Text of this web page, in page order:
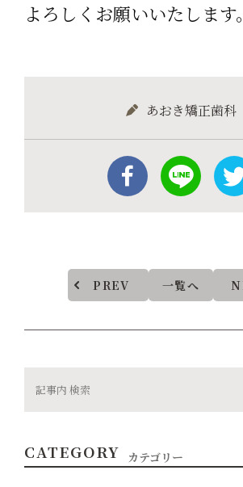
よろしくお願いいたします。
あおき矯正歯科
PREV 一覧へ
CATEGORY カテゴリー